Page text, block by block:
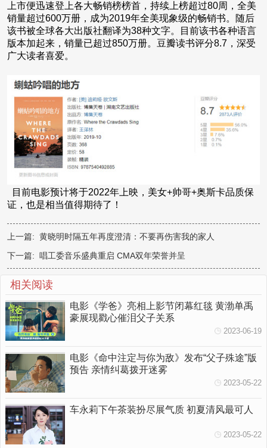
上市便迅速登上各大畅销榜榜首，持续上榜超过80周，全美
销量超过600万册，成为2019年全美现象级的畅销书。随后
该书被全球各大出版社翻译为38种文字。目前该书各种语言
版本加起来，销量已超过850万册。豆瓣读书评分8.7，深受
广大读者喜爱。
目前电影预计将于2022年上映，美女+帅哥+奥斯卡品质保
证，也是相当值得期待了！
上一篇: 黄晓明时隔五年再度澄清：不要再伤害我的家人
下一篇: 唱工委音乐盛典重启 CMA双年荣誉并呈
相关阅读
电影《学爸》亮相上影节闭幕红毯 黄渤单禹
豪展现戳心催泪父子关系
2023-06-19
电影《命中注定与你为敌》发布“父子殊途”版
预告 亲情纠葛拨开迷雾
2023-05-22
车永莉下午茶装扮尽展气质 初夏清风最可人
2023-05-22